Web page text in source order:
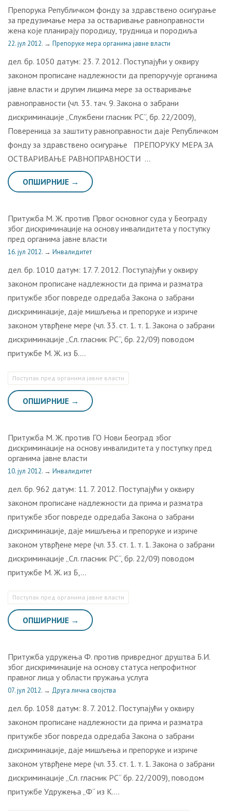
Препорука Републичком фонду за здравствено осигурање
за предузимање мера за остваривање равноправности
жена које планирају породицу, трудница и породиља
22. јул 2012. → Препоруке мера органима јавне власти
дел. бр. 1050 датум: 23. 7. 2012. Поступајући у оквиру
законом прописане надлежности да препоручује органима
јавне власти и другим лицима мере за остваривање
равноправности (чл. 33. тач. 9. Закона о забрани
дискриминације „Службени гласник РС“, бр. 22/2009),
Повереница за заштиту равноправности даје Републичком
фонду за здравствено осигурање ПРЕПОРУКУ МЕРА ЗА
ОСТВАРИВАЊЕ РАВНОПРАВНОСТИ …
ОПШИРНИЈЕ →
Притужба М. Ж. против Првог основног суда у Београду
због дискриминације на основу инвалидитета у поступку
пред органима јавне власти
16. јул 2012. → Инвалидитет
дел. бр. 1010 датум: 17. 7. 2012. Поступајући у оквиру
законом прописане надлежности да прима и разматра
притужбе због повреде одредаба Закона о забрани
дискриминације, даје мишљења и препоруке и изриче
законом утврђене мере (чл. 33. ст. 1. т. 1. Закона о забрани
дискриминације „Сл. гласник РС“, бр. 22/09) поводом
притужбе М. Ж. из Б….
Поступак пред органима јавне власти
ОПШИРНИЈЕ →
Притужба М. Ж. против ГО Нови Београд због
дискриминације на основу инвалидитета у поступку пред
органима јавне власти
10. јул 2012. → Инвалидитет
дел. бр. 962 датум: 11. 7. 2012. Поступајући у оквиру
законом прописане надлежности да прима и разматра
притужбе због повреде одредаба Закона о забрани
дискриминације, даје мишљења и препоруке и изриче
законом утврђене мере (чл. 33. ст. 1. т. 1. Закона о забрани
дискриминације „Сл. гласник РС“, бр. 22/09) поводом
притужбе М. Ж. из Б,…
Поступак пред органима јавне власти
ОПШИРНИЈЕ →
Притужба удружења Ф. против привредног друштва Б.И.
због дискриминације на основу статуса непрофитног
правног лица у области пружања услуга
07. јул 2012. → Друга лична својства
дел. бр. 1058 датум: 8. 7. 2012. Поступајући у оквиру
законом прописане надлежности да прима и разматра
притужбе због повреда одредаба Закона о забрани
дискриминације, даје мишљења и препоруке и изриче
законом утврђене мере (чл. 33. ст. 1. т. 1. Закона о забрани
дискриминације „Сл. гласник РС“ бр. 22/2009), поводом
притужбе Удружења „Ф“ из К….